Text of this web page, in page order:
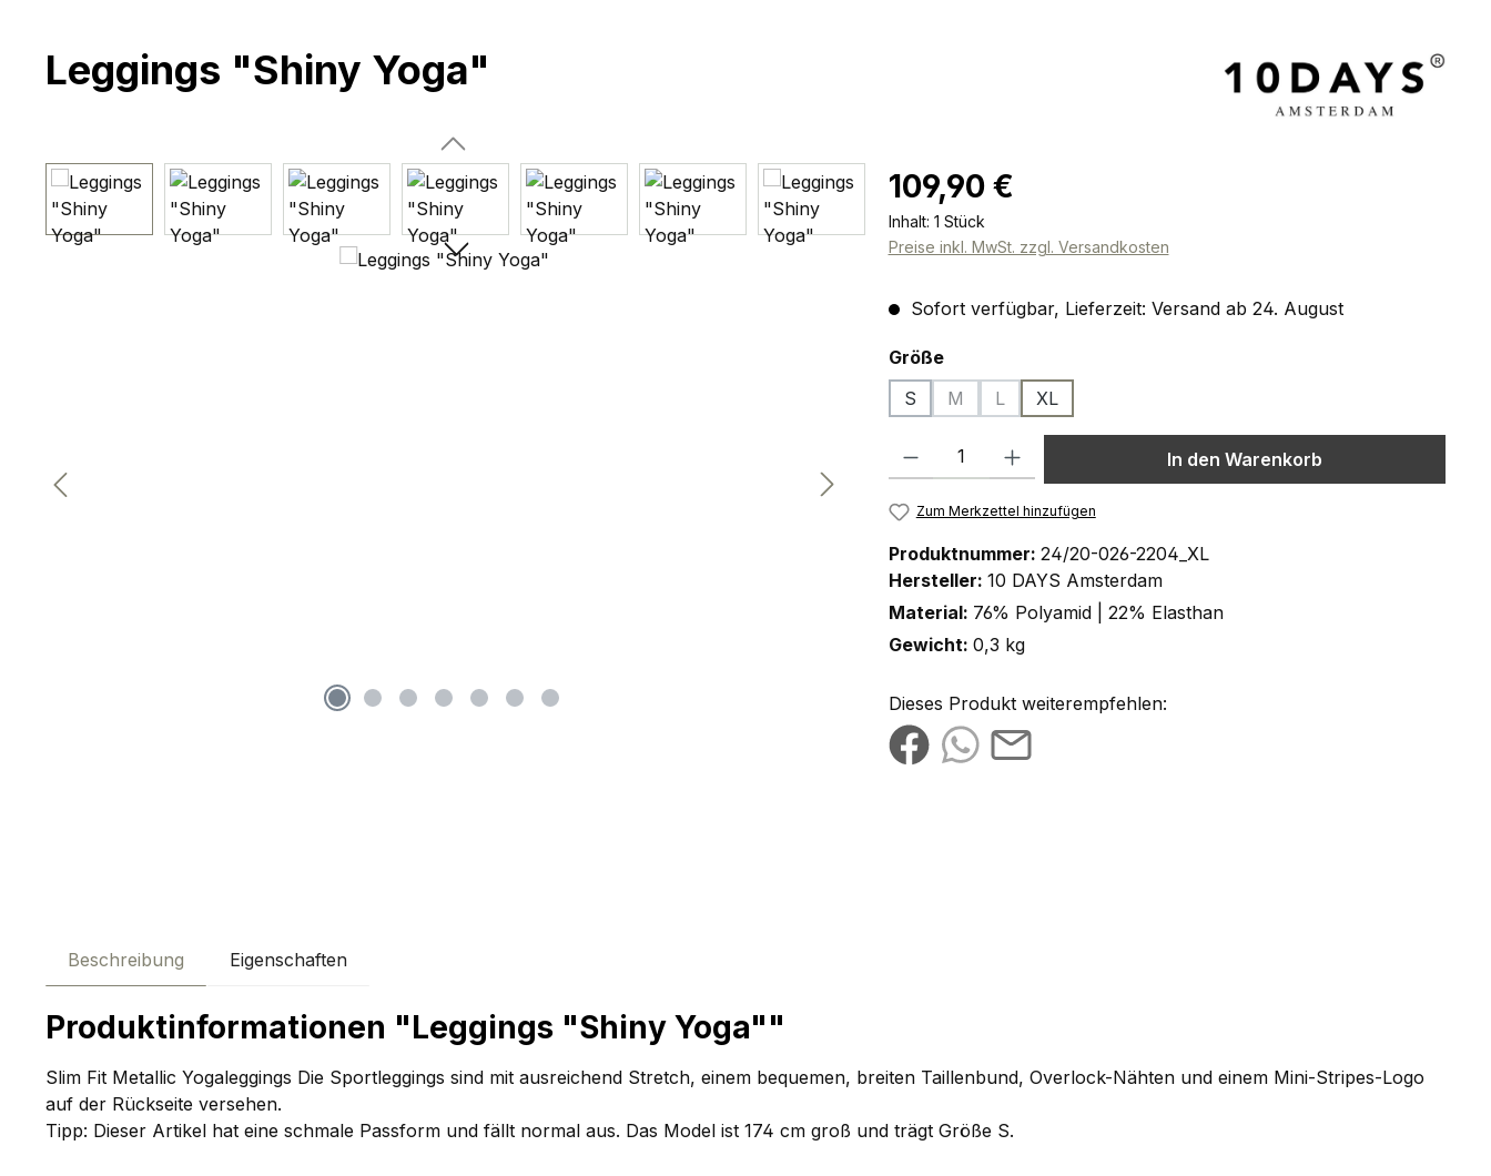
Leggings "Shiny Yoga"
Bildergalerie überspringen Regulärer Preis:
109,90 €
Inhalt: 1 Stück
Preise inkl. MwSt. zzgl. Versandkosten
Sofort verfügbar, Lieferzeit: Versand ab 24. August
Größeauswählen
S
M
(Diese Option ist zurzeit nicht verfügbar.)
L
(Diese Option ist zurzeit nicht verfügbar.)
XL
Produkt Anzahl: Gib den gewünschten Wert ein oder benutze die Schaltflächen
In den Warenkorb
Zum Merkzettel hinzufügen
Produktnummer: 24/20-026-2204_XL
Hersteller: 10 DAYS Amsterdam
Material: 76% Polyamid | 22% Elasthan
Gewicht: 0,3 kg
Dieses Produkt weiterempfehlen:
Beschreibung Eigenschaften
Produktinformationen "Leggings "Shiny Yoga""
Slim Fit Metallic Yogaleggings Die Sportleggings sind mit ausreichend Stretch, einem bequemen, breiten Taillenbund, Overlock-Nähten und einem Mini-Stripes-Logo
auf der Rückseite versehen.
Tipp: Dieser Artikel hat eine schmale Passform und fällt normal aus. Das Model ist 174 cm groß und trägt Größe S.